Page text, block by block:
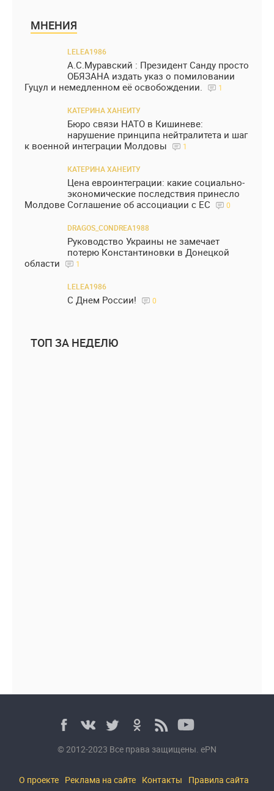
МНЕНИЯ
LELEA1986
А.С.Муравский : Президент Санду просто
ОБЯЗАНА издать указ о помиловании
Гуцул и немедленном её освобождении.
1
КАТЕРИНА ХАНЕИТУ
Бюро связи НАТО в Кишиневе:
нарушение принципа нейтралитета и шаг
к военной интеграции Молдовы
1
КАТЕРИНА ХАНЕИТУ
Цена евроинтеграции: какие социально-
экономические последствия принесло
Молдове Соглашение об ассоциации с ЕС
0
DRAGOS_CONDREA1988
Руководство Украины не замечает
потерю Константиновки в Донецкой
области
1
LELEA1986
С Днем России! 0
ТОП ЗА НЕДЕЛЮ
© 2012-2023 Все права защищены. ePN
О проекте Реклама на сайте Контакты Правила сайта